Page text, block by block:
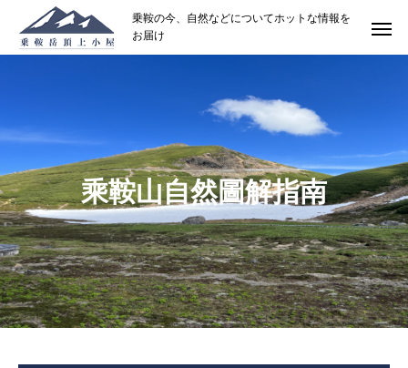
乗鞍の今、自然などについてホットな情報を
お届け
乘鞍山自然圖解指南